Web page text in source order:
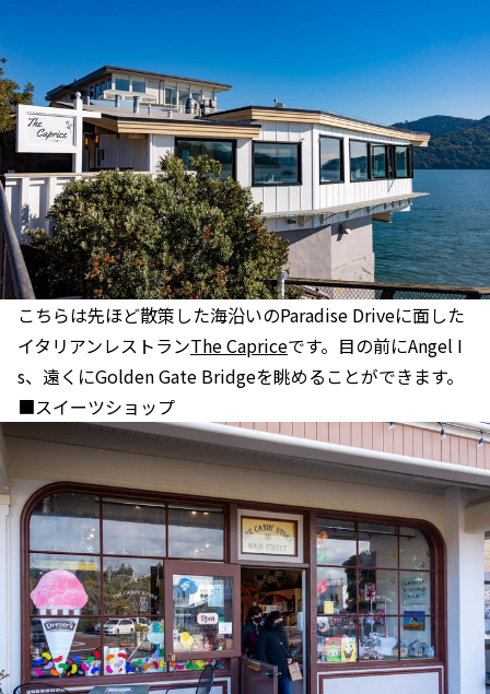
こちらは先ほど散策した海沿いのParadise Driveに面した
イタリアンレストランThe Capriceです。目の前にAngel I
s、遠くにGolden Gate Bridgeを眺めることができます。
■スイーツショップ